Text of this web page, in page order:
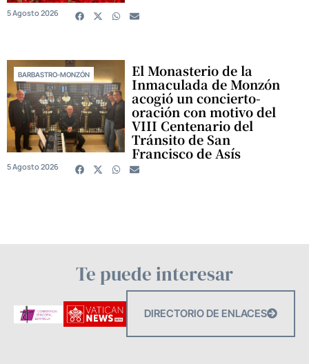
5 Agosto 2026
BARBASTRO-MONZÓN El Monasterio de la
Inmaculada de Monzón
acogió un concierto-
oración con motivo del
VIII Centenario del
Tránsito de San
Francisco de Asís
5 Agosto 2026
Te puede interesar
DIRECTORIO DE ENLACES